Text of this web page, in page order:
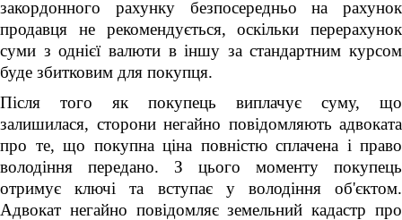
закордонного рахунку безпосередньо на рахунок
продавця не рекомендується, оскільки перерахунок
суми з однієї валюти в іншу за стандартним курсом
буде збитковим для покупця.
Після того як покупець виплачує суму, що
залишилася, сторони негайно повідомляють адвоката
про те, що покупна ціна повністю сплачена і право
володіння передано. З цього моменту покупець
отримує ключі та вступає у володіння об'єктом.
Адвокат негайно повідомляє земельний кадастр про